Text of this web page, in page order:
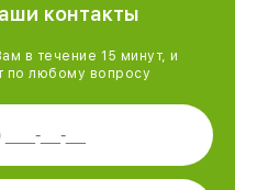
контакты
в течение 15 минут, и
по любому вопросу